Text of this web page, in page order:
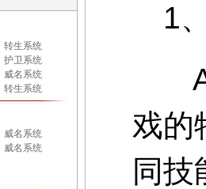
转生系统
护卫系统
威名系统
转生系统
威名系统
威名系统
1
A
戏的
同技